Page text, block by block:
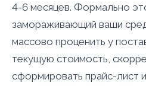
4-6 месяцев. Формально
замораживающий ваши
массово проценить у
текущую стоимость,
сформировать прайс-лист